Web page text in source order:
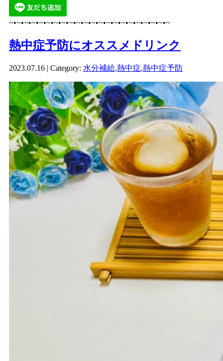
~•~•~•~•~•~•~•~•~•~•~•~•~•~•~•~•~•~•~•~•~•~
熱中症予防にオススメドリンク
2023.07.16 | Category: 水分補給,熱中症,熱中症予防